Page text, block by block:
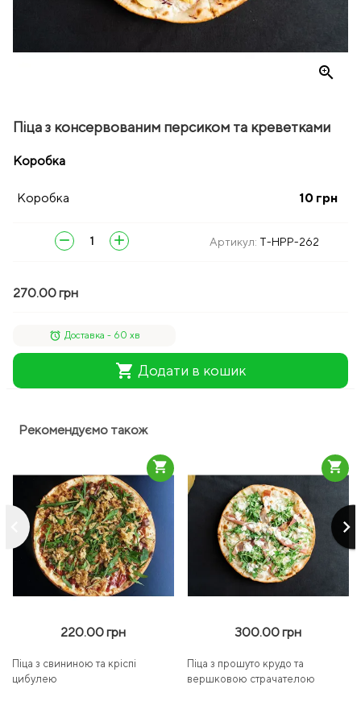
zoom_in
Піца з консервованим персиком та креветками
Коробка
Коробка 10 грн
remove add Артикул: T-HPP-262
270.00 грн
alarm Доставка - 60 хв
shopping_cart Додати в кошик
Рекомендуємо також
keyboard_arrow_right
220.00 грн
Піца з свининою та кріспі
цибулею
shopping_cart
300.00 грн
Піца з прошуто крудо та
вершковою страчателою
shopping_cart